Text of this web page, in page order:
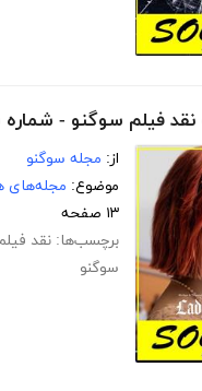
نقد فیلم سوگنو -
از: مجله سوگنو
موضوع: مجله‌های
۱۳ صفحه
برچسب‌ها: نقد
سوگنو